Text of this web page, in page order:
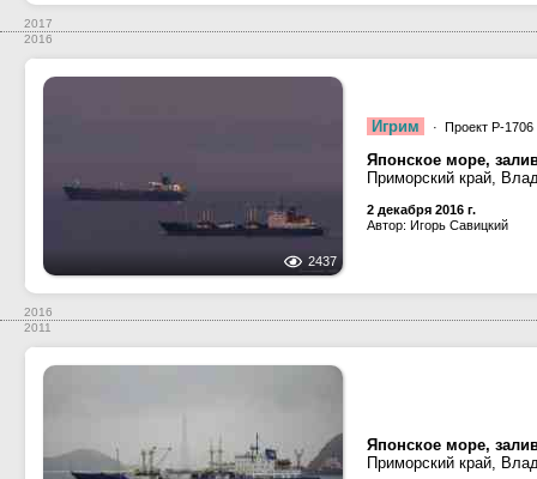
2017
2016
2437
Игрим · Проект P-
Японское море,
Приморский край,
2 декабря 2016 г.
Автор: Игорь Савицкий
2016
2011
Японское море,
Приморский край,